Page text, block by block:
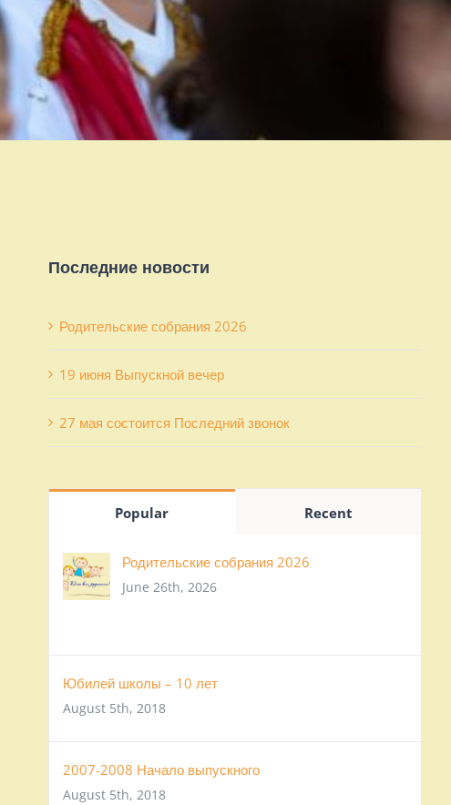
Последние новости
Родительские собрания 2026
19 июня Выпускной вечер
27 мая состоится Последний звонок
Popular Recent
Родительские собрания 2026
June 26th, 2026
Юбилей школы – 10 лет
August 5th, 2018
2007-2008 Начало выпускного
August 5th, 2018